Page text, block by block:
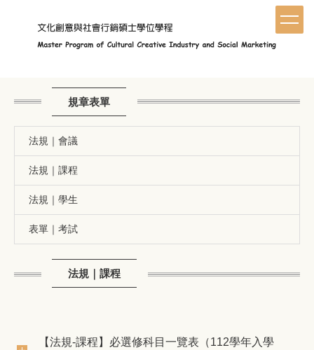
區
規章表單
法規｜會議
法規｜課程
法規｜學生
表單｜考試
法規｜課程
【法規-課程】必選修科目一覽表（112學年入學